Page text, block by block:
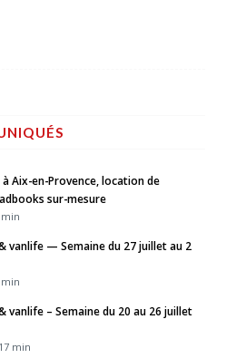
Aix-en-Provence, location de
sur-mesure
min
vanlife — Semaine du 27 juillet au 2
min
vanlife – Semaine du 20 au 26 juillet
min